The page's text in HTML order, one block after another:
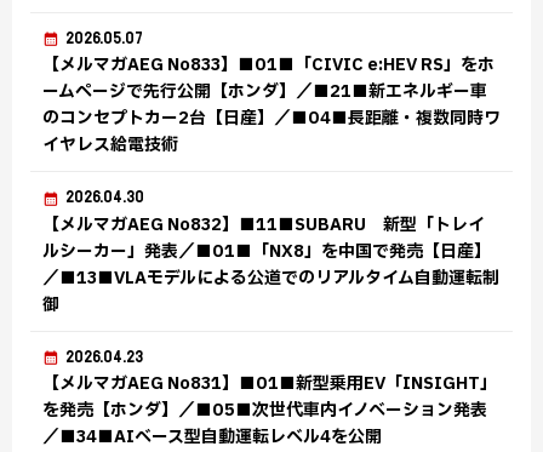
2026.05.07
【メルマガAEG No833】■01■「CIVIC e:HEV RS」をホ
ームページで先行公開【ホンダ】／■21■新エネルギー車
のコンセプトカー2台【日産】／■04■長距離・複数同時ワ
イヤレス給電技術
2026.04.30
【メルマガAEG No832】■11■SUBARU 新型「トレイ
ルシーカー」発表／■01■「NX8」を中国で発売【日産】
／■13■VLAモデルによる公道でのリアルタイム自動運転制
御
2026.04.23
【メルマガAEG No831】■01■新型乗用EV「INSIGHT」
を発売【ホンダ】／■05■次世代車内イノベーション発表
／■34■AIベース型自動運転レベル4を公開